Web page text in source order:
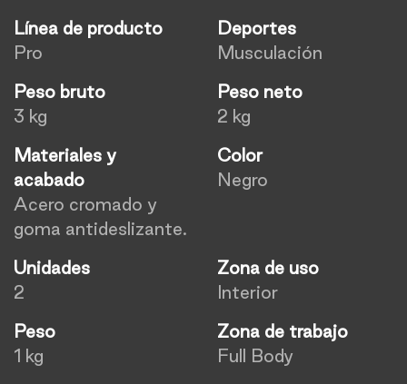
Línea de producto
Pro
Deportes
Musculación
Peso bruto
3 kg
Peso neto
2 kg
Materiales y
acabado
Acero cromado y
goma antideslizante.
Color
Negro
Unidades
2
Zona de uso
Interior
Peso
1 kg
Zona de trabajo
Full Body